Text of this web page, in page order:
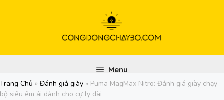
Menu
Trang Chủ » Đánh giá giày » Puma MagMax Nitro: Đánh giá giày chạy
bộ siêu êm ái dành cho cự ly dài